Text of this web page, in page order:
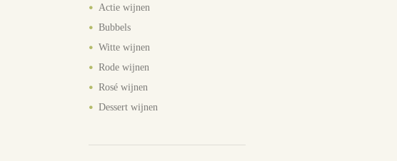
Actie wijnen
Bubbels
Witte wijnen
Rode wijnen
Rosé wijnen
Dessert wijnen